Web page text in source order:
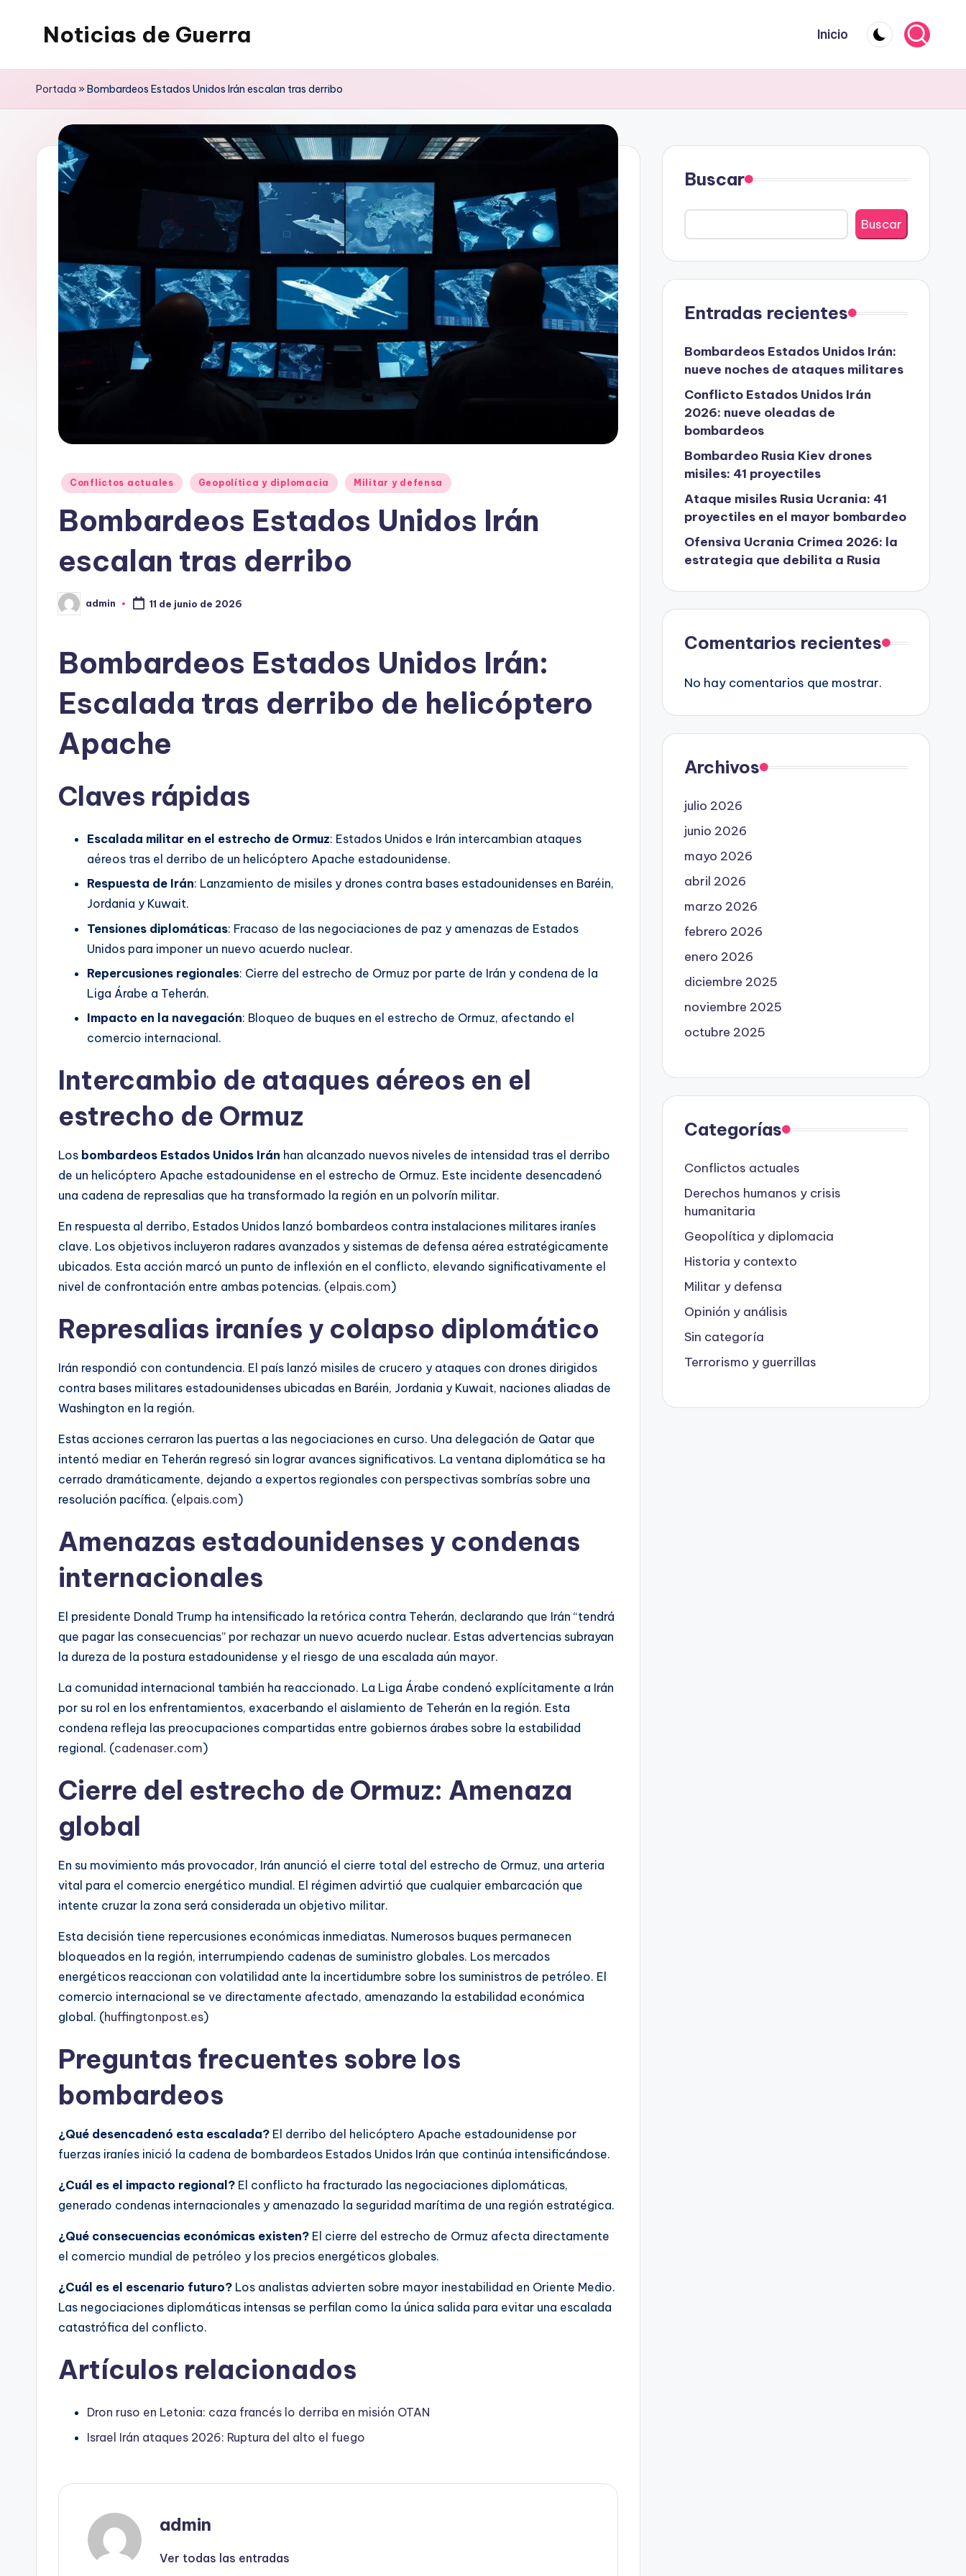
Noticias de Guerra Inicio
Portada »Bombardeos Estados Unidos Irán escalan tras derribo
Publicado
Conflictos actuales Geopolítica y diplomacia Militar y defensa
Bombardeos Estados Unidos Irán
escalan tras derribo
Publicado
por
admin 11 de junio de 2026
Bombardeos Estados Unidos Irán:
Escalada tras derribo de helicóptero
Apache
Claves rápidas
Escalada militar en el estrecho de Ormuz: Estados Unidos e Irán intercambian ataques
aéreos tras el derribo de un helicóptero Apache estadounidense.
Respuesta de Irán: Lanzamiento de misiles y drones contra bases estadounidenses en Baréin,
Jordania y Kuwait.
Tensiones diplomáticas: Fracaso de las negociaciones de paz y amenazas de Estados
Unidos para imponer un nuevo acuerdo nuclear.
Repercusiones regionales: Cierre del estrecho de Ormuz por parte de Irán y condena de la
Liga Árabe a Teherán.
Impacto en la navegación: Bloqueo de buques en el estrecho de Ormuz, afectando el
comercio internacional.
Intercambio de ataques aéreos en el
estrecho de Ormuz
Los bombardeos Estados Unidos Irán han alcanzado nuevos niveles de intensidad tras el derribo
de un helicóptero Apache estadounidense en el estrecho de Ormuz. Este incidente desencadenó
una cadena de represalias que ha transformado la región en un polvorín militar.
En respuesta al derribo, Estados Unidos lanzó bombardeos contra instalaciones militares iraníes
clave. Los objetivos incluyeron radares avanzados y sistemas de defensa aérea estratégicamente
ubicados. Esta acción marcó un punto de inflexión en el conflicto, elevando significativamente el
nivel de confrontación entre ambas potencias. (elpais.com)
Represalias iraníes y colapso diplomático
Irán respondió con contundencia. El país lanzó misiles de crucero y ataques con drones dirigidos
contra bases militares estadounidenses ubicadas en Baréin, Jordania y Kuwait, naciones aliadas de
Washington en la región.
Estas acciones cerraron las puertas a las negociaciones en curso. Una delegación de Qatar que
intentó mediar en Teherán regresó sin lograr avances significativos. La ventana diplomática se ha
cerrado dramáticamente, dejando a expertos regionales con perspectivas sombrías sobre una
resolución pacífica. (elpais.com)
Amenazas estadounidenses y condenas
internacionales
El presidente Donald Trump ha intensificado la retórica contra Teherán, declarando que Irán “tendrá
que pagar las consecuencias” por rechazar un nuevo acuerdo nuclear. Estas advertencias subrayan
la dureza de la postura estadounidense y el riesgo de una escalada aún mayor.
La comunidad internacional también ha reaccionado. La Liga Árabe condenó explícitamente a Irán
por su rol en los enfrentamientos, exacerbando el aislamiento de Teherán en la región. Esta
condena refleja las preocupaciones compartidas entre gobiernos árabes sobre la estabilidad
regional. (cadenaser.com)
Cierre del estrecho de Ormuz: Amenaza
global
En su movimiento más provocador, Irán anunció el cierre total del estrecho de Ormuz, una arteria
vital para el comercio energético mundial. El régimen advirtió que cualquier embarcación que
intente cruzar la zona será considerada un objetivo militar.
Esta decisión tiene repercusiones económicas inmediatas. Numerosos buques permanecen
bloqueados en la región, interrumpiendo cadenas de suministro globales. Los mercados
energéticos reaccionan con volatilidad ante la incertidumbre sobre los suministros de petróleo. El
comercio internacional se ve directamente afectado, amenazando la estabilidad económica
global. (huffingtonpost.es)
Preguntas frecuentes sobre los
bombardeos
¿Qué desencadenó esta escalada? El derribo del helicóptero Apache estadounidense por
fuerzas iraníes inició la cadena de bombardeos Estados Unidos Irán que continúa intensificándose.
¿Cuál es el impacto regional? El conflicto ha fracturado las negociaciones diplomáticas,
generado condenas internacionales y amenazado la seguridad marítima de una región estratégica.
¿Qué consecuencias económicas existen? El cierre del estrecho de Ormuz afecta directamente
el comercio mundial de petróleo y los precios energéticos globales.
¿Cuál es el escenario futuro? Los analistas advierten sobre mayor inestabilidad en Oriente Medio.
Las negociaciones diplomáticas intensas se perfilan como la única salida para evitar una escalada
catastrófica del conflicto.
Artículos relacionados
Dron ruso en Letonia: caza francés lo derriba en misión OTAN
Israel Irán ataques 2026: Ruptura del alto el fuego
admin
Ver todas las entradas
Buscar
Buscar
Entradas recientes
Bombardeos Estados Unidos Irán:
nueve noches de ataques militares
Conflicto Estados Unidos Irán
2026: nueve oleadas de
bombardeos
Bombardeo Rusia Kiev drones
misiles: 41 proyectiles
Ataque misiles Rusia Ucrania: 41
proyectiles en el mayor bombardeo
Ofensiva Ucrania Crimea 2026: la
estrategia que debilita a Rusia
Comentarios recientes
No hay comentarios que mostrar.
Archivos
julio 2026
junio 2026
mayo 2026
abril 2026
marzo 2026
febrero 2026
enero 2026
diciembre 2025
noviembre 2025
octubre 2025
Categorías
Conflictos actuales
Derechos humanos y crisis
humanitaria
Geopolítica y diplomacia
Historia y contexto
Militar y defensa
Opinión y análisis
Sin categoría
Terrorismo y guerrillas